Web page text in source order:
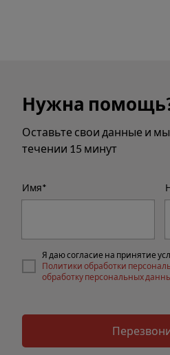
Нужна
Оставьте свои данные и
течении 15 минут
Имя*
Я даю согласие на принятие
Политики обработки
обработку персональных